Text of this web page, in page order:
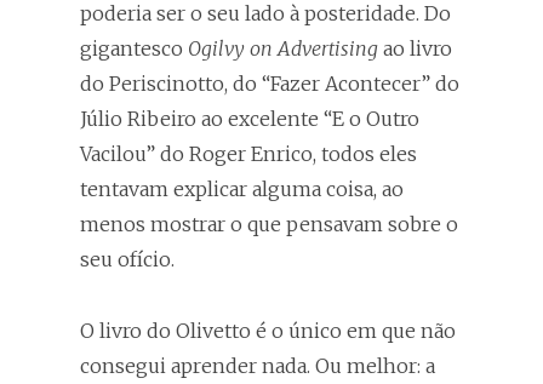
poderia ser o seu lado à posteridade. Do
gigantesco Ogilvy on Advertising ao livro
do Periscinotto, do “Fazer Acontecer” do
Júlio Ribeiro ao excelente “E o Outro
Vacilou” do Roger Enrico, todos eles
tentavam explicar alguma coisa, ao
menos mostrar o que pensavam sobre o
seu ofício.
O livro do Olivetto é o único em que não
consegui aprender nada. Ou melhor: a